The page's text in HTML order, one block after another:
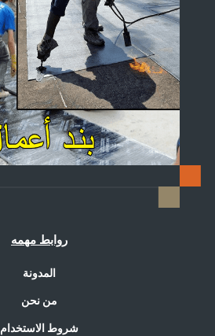
روابط مهمه
المدونة
من نحن
شروط الاستخدام